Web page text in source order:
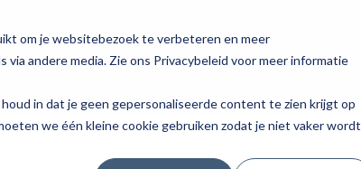
om je websitebezoek te verbeteren en meer
andere media. Zie ons Privacybeleid voor meer informatie
in dat je geen gepersonaliseerde content te zien krijgt op
we één kleine cookie gebruiken zodat je niet vaker wordt